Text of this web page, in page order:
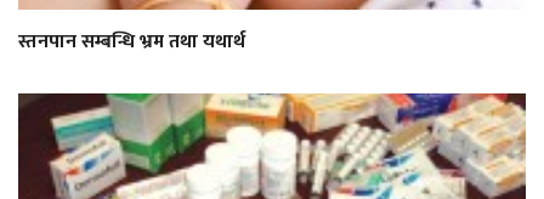
स्तनपान सम्बन्धि भ्रम तथा यथार्थ